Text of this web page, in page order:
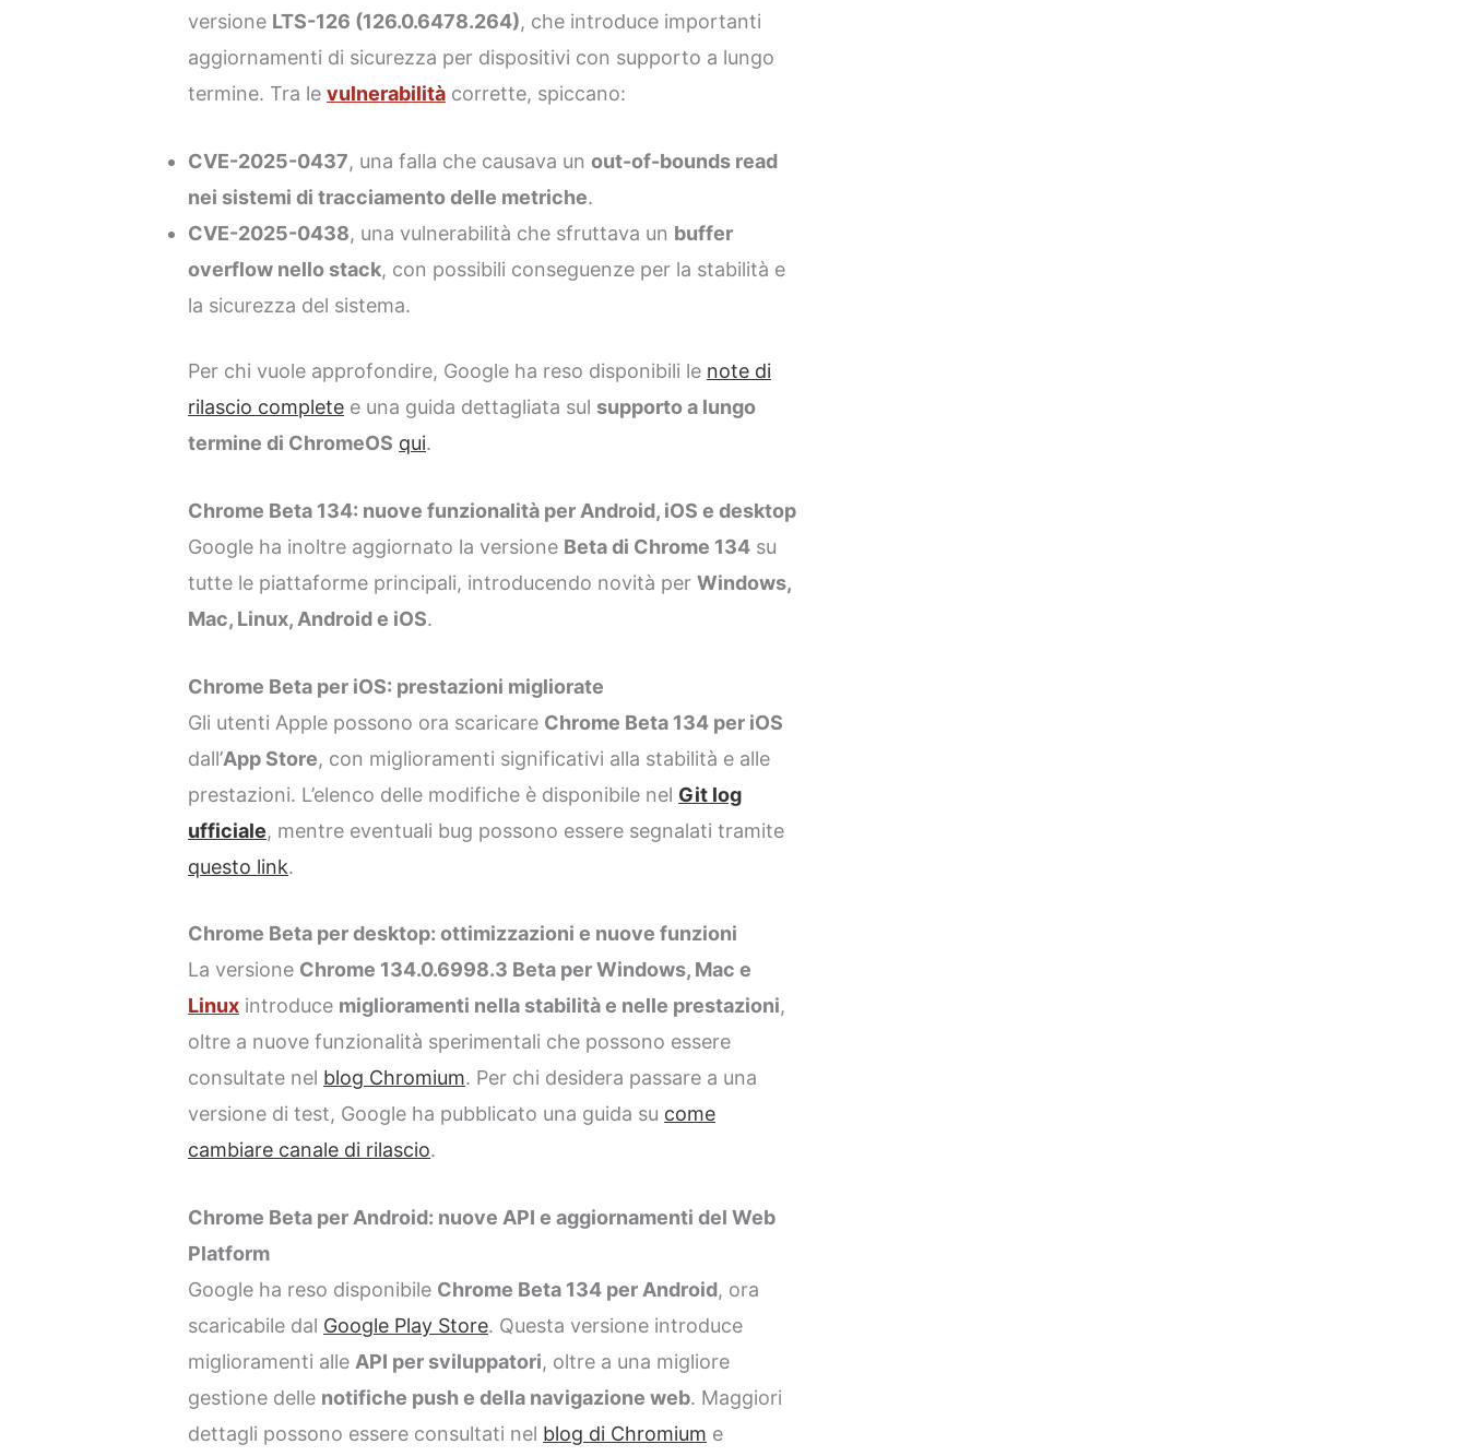
versione LTS-126 (126.0.6478.264), che introduce importanti
aggiornamenti di sicurezza per dispositivi con supporto a lungo
termine. Tra levulnerabilità corrette, spiccano:
CVE-2025-0437, una falla che causava unout-of-bounds read
nei sistemi di tracciamento delle metriche.
CVE-2025-0438, una vulnerabilità che sfruttava un buffer
overflow nello stack, con possibili conseguenze per la stabilità e
la sicurezza del sistema.
Per chi vuole approfondire, Google ha reso disponibili le note di
rilascio complete e una guida dettagliata sul supporto a lungo
termine di ChromeOS qui.
Chrome Beta 134: nuove funzionalità per Android, iOS e desktop
Google ha inoltre aggiornato la versione Beta di Chrome 134 su
tutte le piattaforme principali, introducendo novità perWindows,
Mac, Linux, Android e iOS.
Chrome Beta per iOS: prestazioni migliorate
Gli utenti Apple possono ora scaricare Chrome Beta 134 per iOS
dall’App Store, con miglioramenti significativi alla stabilità e alle
prestazioni. L’elenco delle modifiche è disponibile nel Git log
ufficiale, mentre eventuali bug possono essere segnalati tramite
questo link.
Chrome Beta per desktop: ottimizzazioni e nuove funzioni
La versione Chrome 134.0.6998.3 Beta per Windows, Mac e
Linux introduce miglioramenti nella stabilità e nelle prestazioni,
oltre a nuove funzionalità sperimentali che possono essere
consultate nel blog Chromium. Per chi desidera passare a una
versione di test, Google ha pubblicato una guida su come
cambiare canale di rilascio.
Chrome Beta per Android: nuove API e aggiornamenti del Web
Platform
Google ha reso disponibile Chrome Beta 134 per Android, ora
scaricabile dal Google Play Store. Questa versione introduce
miglioramenti alle API per sviluppatori, oltre a una migliore
gestione delle notifiche push e della navigazione web. Maggiori
dettagli possono essere consultati nel blog di Chromium e